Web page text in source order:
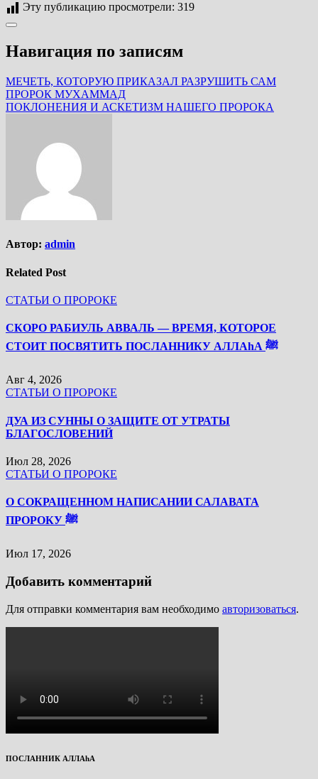
Эту публикацию просмотрели: 319
Навигация по записям
МЕЧЕТЬ, КОТОРУЮ ПРИКАЗАЛ РАЗРУШИТЬ САМ
ПРОРОК МУХАММАД
ПОКЛОНЕНИЯ И АСКЕТИЗМ НАШЕГО ПРОРОКА
Автор: admin
Related Post
СТАТЬИ О ПРОРОКЕ
СКОРО РАБИУЛЬ АВВАЛЬ — ВРЕМЯ, КОТОРОЕ
СТОИТ ПОСВЯТИТЬ ПОСЛАННИКУ АЛЛАhА ﷺ
Авг 4, 2026
СТАТЬИ О ПРОРОКЕ
ДУА ИЗ СУННЫ О ЗАЩИТЕ ОТ УТРАТЫ
БЛАГОСЛОВЕНИЙ
Июл 28, 2026
СТАТЬИ О ПРОРОКЕ
О СОКРАЩЕННОМ НАПИСАНИИ САЛАВАТА
ПРОРОКУ ﷺ
Июл 17, 2026
Добавить комментарий
Для отправки комментария вам необходимо авторизоваться.
ПОСЛАННИК АЛЛАhА